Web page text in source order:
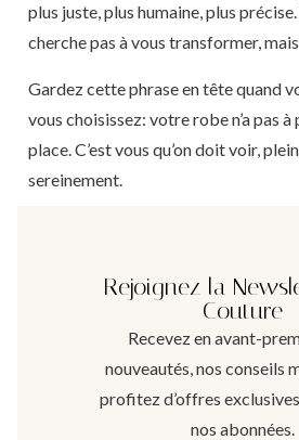
plus juste, plus humaine, plus
cherche pas à vous transformer,
Gardez cette phrase en tête quand
vous choisissez: votre robe n’a pas
place. C’est vous qu’on doit voir,
sereinement.
Rejoignez la
Couture
Recevez en avant-
nouveautés, nos conseils
profitez d’offres
nos abonnées.